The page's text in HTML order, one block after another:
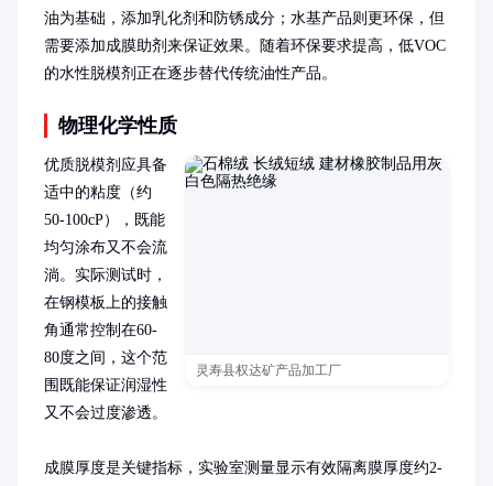
油为基础，添加乳化剂和防锈成分；水基产品则更环保，但
需要添加成膜助剂来保证效果。随着环保要求提高，低VOC
的水性脱模剂正在逐步替代传统油性产品。
物理化学性质
灵寿县权达矿产品加工厂
优质脱模剂应具备
适中的粘度（约
50-100cP），既能
均匀涂布又不会流
淌。实际测试时，
在钢模板上的接触
角通常控制在60-
80度之间，这个范
围既能保证润湿性
又不会过度渗透。
成膜厚度是关键指标，实验室测量显示有效隔离膜厚度约2-